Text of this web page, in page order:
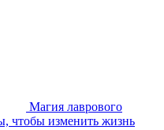
Магия лаврового
чтобы изменить жизнь